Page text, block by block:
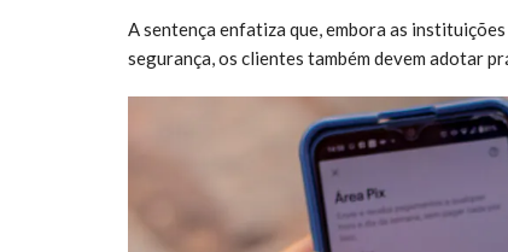
A sentença enfatiza que, embora as
segurança, os clientes também devem adotar